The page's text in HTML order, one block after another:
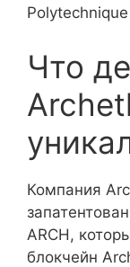
Что
Компания
ARCH,
блокчейн